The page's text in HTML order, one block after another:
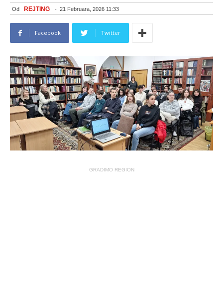
Od REJTING - 21 Februara, 2026 11:33
Facebook Twitter
GRADIMO REGION